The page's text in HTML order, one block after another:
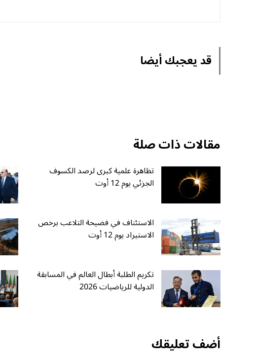
قد يعجبك أيضا
مقالات ذات صلة
تظاهرة علمية كبرى لرصد الكسوف
الجزئي يوم 12 أوت
الاستئناف في فضيحة التلاعب برخص
الاستيراد يوم 12 أوت
تكريم الطلبة أبطال العالم في المسابقة
الدولية للرياضيات 2026
أضف تعليقك